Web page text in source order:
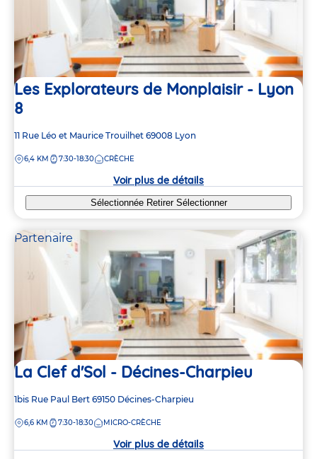
Les Explorateurs de Monplaisir - Lyon
8
Adresse
la
11 Rue Léo et Maurice Trouilhet 69008 Lyon
DISTANCE
6,4 KM 7:30-18:30 CRÈCHE
Voir plus de détails
Sélectionnée Retirer Sélectionner
Partenaire
La Clef d'Sol - Décines-Charpieu
Adresse
la
1bis Rue Paul Bert 69150 Décines-Charpieu
DISTANCE
6,6 KM 7:30-18:30 MICRO-CRÈCHE
Voir plus de détails